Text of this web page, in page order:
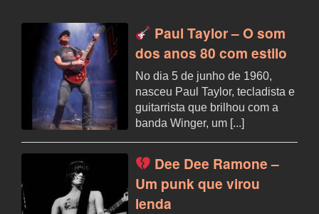
Paul Taylor – O som
dos anos 80 com estilo
No dia 5 de junho de 1960,
nasceu Paul Taylor, tecladista e
guitarrista que brilhou com a
banda Winger, um [...]
Dee Dee Ramone –
Um punk que virou
lenda